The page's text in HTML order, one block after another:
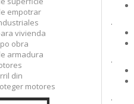
.
.
.
empotrar
vivienda
obra
armadura
din
motores